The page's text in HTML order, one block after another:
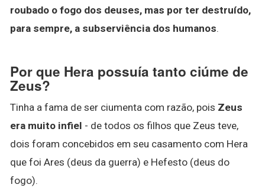
roubado o fogo dos deuses, mas por ter destruído,
para sempre, a subserviência dos humanos.
Por que Hera possuía tanto ciúme de
Zeus?
Tinha a fama de ser ciumenta com razão, pois Zeus
era muito infiel - de todos os filhos que Zeus teve,
dois foram concebidos em seu casamento com Hera
que foi Ares (deus da guerra) e Hefesto (deus do
fogo).